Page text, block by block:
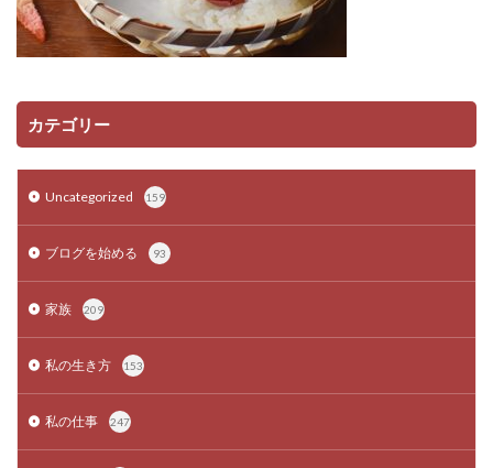
カテゴリー
Uncategorized 159
ブログを始める 93
家族 209
私の生き方 153
私の仕事 247